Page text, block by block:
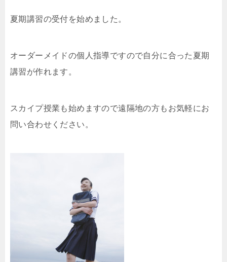
夏期講習の受付を始めました。
オーダーメイドの個人指導ですので自分に合った夏期
講習が作れます。
スカイプ授業も始めますので遠隔地の方もお気軽にお
問い合わせください。